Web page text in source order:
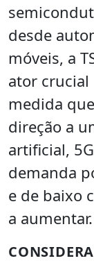
desde
móveis, a
ator
medida
direção a
artificial,
demanda
e de baixo
a aumentar.